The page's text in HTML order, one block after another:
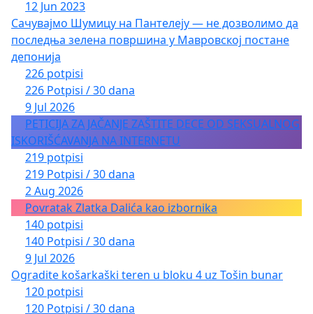
12 Jun 2023
Сачувајмо Шумицу на Пантелеју — не дозволимо да
последња зелена површина у Мавровској постане
депонија
226 potpisi
226 Potpisi / 30 dana
9 Jul 2026
PETICIJA ZA JAČANJE ZAŠTITE DECE OD SEKSUALNOG
ISKORIŠĆAVANJA NA INTERNETU
219 potpisi
219 Potpisi / 30 dana
2 Aug 2026
Povratak Zlatka Dalića kao izbornika
140 potpisi
140 Potpisi / 30 dana
9 Jul 2026
Ogradite košarkaški teren u bloku 4 uz Tošin bunar
120 potpisi
120 Potpisi / 30 dana